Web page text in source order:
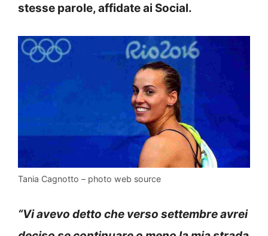
stesse parole, affidate ai Social.
Tania Cagnotto – photo web source
“Vi avevo detto che verso settembre avrei